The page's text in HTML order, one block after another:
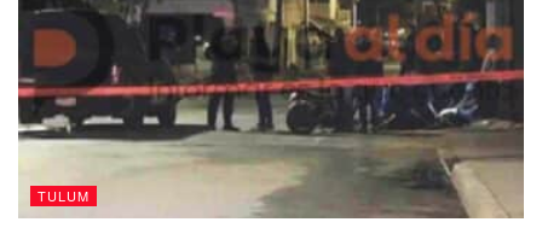
físicamente mueran los mayas, pero sí
pude morir la esencia del pueblo
maya”, advierte.
TULUM